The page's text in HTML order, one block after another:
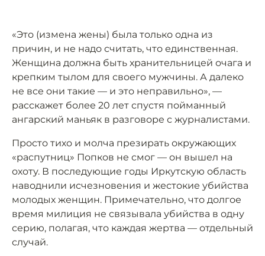
«Это (измена жены) была только одна из
причин, и не надо считать, что единственная.
Женщина должна быть хранительницей очага и
крепким тылом для своего мужчины. А далеко
не все они такие — и это неправильно», —
расскажет более 20 лет спустя пойманный
ангарский маньяк в разговоре с журналистами.
Просто тихо и молча презирать окружающих
«распутниц» Попков не смог — он вышел на
охоту. В последующие годы Иркутскую область
наводнили исчезновения и жестокие убийства
молодых женщин. Примечательно, что долгое
время милиция не связывала убийства в одну
серию, полагая, что каждая жертва — отдельный
случай.